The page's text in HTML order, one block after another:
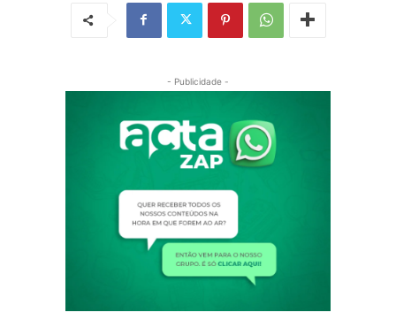
- Publicidade -